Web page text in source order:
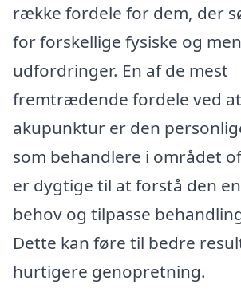
række fordele for dem, der
for forskellige fysiske og
udfordringer. En af de mest
fremtrædende fordele ved
akupunktur er den
som behandlere i området
er dygtige til at forstå den
behov og tilpasse
Dette kan føre til bedre
hurtigere genopretning.